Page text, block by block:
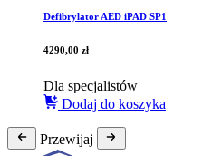
Defibrylator AED iPAD SP1
4290,00 zł
Dla specjalistów
Dodaj do koszyka
Przewijaj